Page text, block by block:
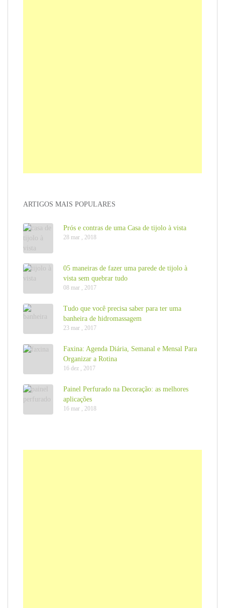
ARTIGOS MAIS POPULARES
Prós e contras de uma Casa de tijolo à vista
28 mar , 2018
05 maneiras de fazer uma parede de tijolo à
vista sem quebrar tudo
08 mar , 2017
Tudo que você precisa saber para ter uma
banheira de hidromassagem
23 mar , 2017
Faxina: Agenda Diária, Semanal e Mensal Para
Organizar a Rotina
16 dez , 2017
Painel Perfurado na Decoração: as melhores
aplicações
16 mar , 2018